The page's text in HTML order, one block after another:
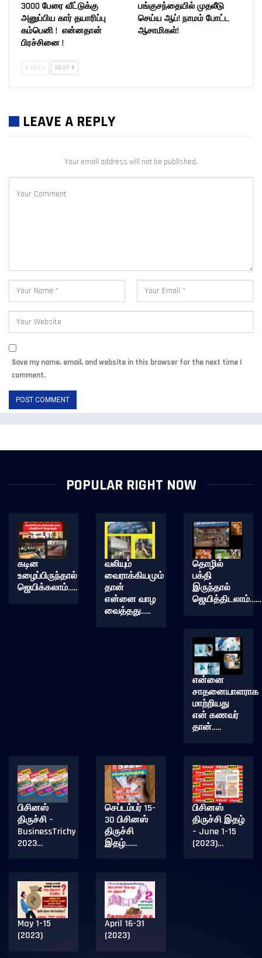
3000 பேரை வீட்டுக்கு
அனுப்பிய கார் தயாரிப்பு
கம்பெனி ! என்னதான்
பிரச்சினை !
பங்குசந்தையில் முதலீடு
செய்ய ஆப்! நாமம் போட்ட
ஆசாமிகள்!
PREV NEXT
LEAVE A REPLY
Your email address will not be published.
Save my name, email, and website in this browser for the next time I
comment.
POPULAR RIGHT NOW
கடின
உழைப்பிருந்தால்
ஜெயிக்கலாம்…..
வலியும்
வைராக்கியமும்
தான்
என்னை வாழ
வைத்தது…..
தொழில்
பக்தி
இருந்தால்
என்னை
சாதனையாளராக
மாற்றியது
என் கணவர்
தான்…..
பிசினஸ்
திருச்சி –
BusinessTrichy
2023…
செப்டம்பர் 15-
30 பிசினஸ்
திருச்சி
இதழ்……
பிசினஸ்
திருச்சி இதழ்
– June 1-15
(2023)…
May 1-15
(2023)
April 16-31
(2023)